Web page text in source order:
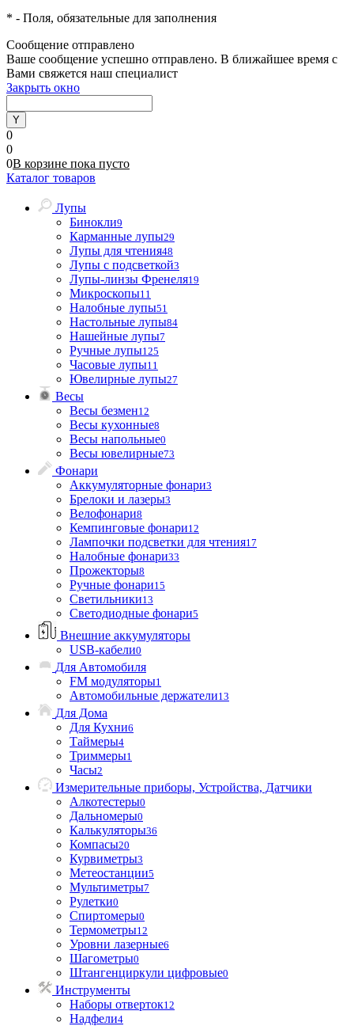
* - Поля, обязательные для заполнения
Сообщение отправлено
Ваше сообщение успешно отправлено. В ближайшее время с
Вами свяжется наш специалист
Закрыть окно
0
0
0В корзине пока пусто
Каталог товаров
Лупы
Бинокли9
Карманные лупы29
Лупы для чтения48
Лупы с подсветкой3
Лупы-линзы Френеля19
Микроскопы11
Налобные лупы51
Настольные лупы84
Нашейные лупы7
Ручные лупы125
Часовые лупы11
Ювелирные лупы27
Весы
Весы безмен12
Весы кухонные8
Весы напольные0
Весы ювелирные73
Фонари
Аккумуляторные фонари3
Брелоки и лазеры3
Велофонари8
Кемпинговые фонари12
Лампочки подсветки для чтения17
Налобные фонари33
Прожекторы8
Ручные фонари15
Светильники13
Светодиодные фонари5
Внешние аккумуляторы
USB-кабели0
Для Автомобиля
FM модуляторы1
Автомобильные держатели13
Для Дома
Для Кухни6
Таймеры4
Триммеры1
Часы2
Измерительные приборы, Устройства, Датчики
Алкотестеры0
Дальномеры0
Калькуляторы36
Компасы20
Курвиметры3
Метеостанции5
Мультиметры7
Рулетки0
Спиртомеры0
Термометры12
Уровни лазерные6
Шагометры0
Штангенциркули цифровые0
Инструменты
Наборы отверток12
Надфели4